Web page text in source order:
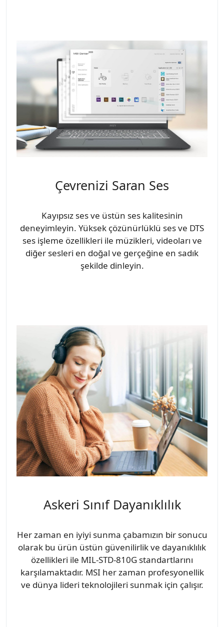
Çevrenizi Saran Ses
Kayıpsız ses ve üstün ses kalitesinin
deneyimleyin. Yüksek çözünürlüklü ses ve DTS
ses işleme özellikleri ile müzikleri, videoları ve
diğer sesleri en doğal ve gerçeğine en sadık
şekilde dinleyin.
Askeri Sınıf Dayanıklılık
Her zaman en iyiyi sunma çabamızın bir sonucu
olarak bu ürün üstün güvenilirlik ve dayanıklılık
özellikleri ile MIL-STD-810G standartlarını
karşılamaktadır. MSI her zaman profesyonellik
ve dünya lideri teknolojileri sunmak için çalışır.